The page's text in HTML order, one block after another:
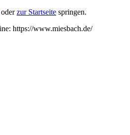
oderzur Startseite springen.
https://www.miesbach.de/